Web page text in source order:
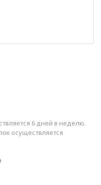
6 дней в неделю.
осуществляется